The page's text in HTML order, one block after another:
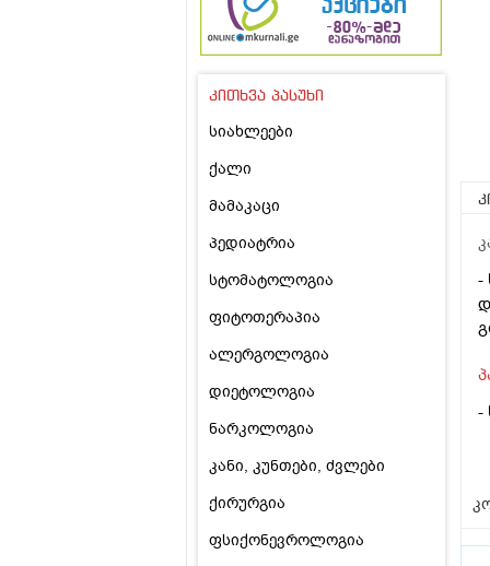
კითხვა პასუხი
სიახლეები
ქალი
მამაკაცი
პედიატრია
სტომატოლოგია
ფიტოთერაპია
ალერგოლოგია
დიეტოლოგია
ნარკოლოგია
კანი, კუნთები, ძვლები
ქირურგია
ფსიქონევროლოგია
-
-